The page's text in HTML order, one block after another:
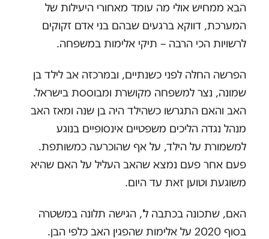
הבא ממחיש אולי מה עומד מאחורי היעילות של
המערכת, דווקא ברגעים שבהם בני אדם זקוקים
לרשויות הכי הרבה – תיקי אלימות במשפחה.
הפרשה החלה לפני כשנתיים, ובמרכזה אב לילד בן
שמונה, נצר למשפחה מקושרת ומבוססת בישראל.
האב והאם התגרשו כשהילד היה בן שנה ומאז האב
מנהל נגדה הליכים משפטיים אינסופיים בנוגע
למשמורת על הילד, על אף שהוכרעה כמשותפת.
פעם אחר פעם נמצא שהאב העליל על האם שהיא
משוגעת וטוען זאת עד היום.
האם, שתכונה בכתבה ל', הגישה תלונה במשטרה
בסוף 2020 על אלימות שהפגין האב כלפי הבן.